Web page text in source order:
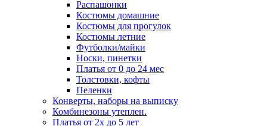
Распашонки
Костюмы домашние
Костюмы для прогулок
Костюмы летние
Футболки/майки
Носки, пинетки
Платья от 0 до 24 мес
Толстовки, кофты
Пеленки
Конверты, наборы на выписку
Комбинезоны утеплен.
Платья от 2х до 5 лет